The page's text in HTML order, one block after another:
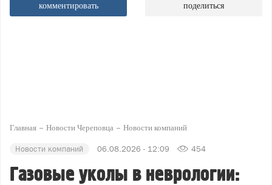
комментировать поделиться
Главная Новости Череповца Новости компаний
Новости компаний 06.08.2026 - 12:09 454
Газовые уколы в неврологии: